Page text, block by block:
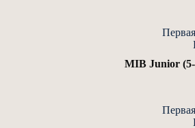
MIB Junior